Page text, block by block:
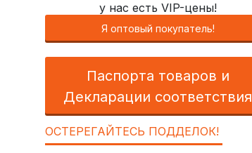
у нас есть VIP-цены!
Я оптовый покупатель!
Паспорта товаров и
Декларации соответствия
ОСТЕРЕГАЙТЕСЬ ПОДДЕЛОК!